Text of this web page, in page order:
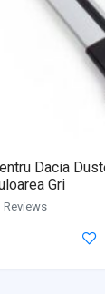
Dacia
Gri
Reviews